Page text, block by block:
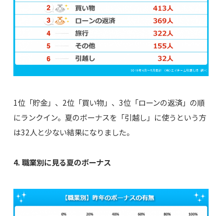
1位「貯金」、2位「買い物」、3位「ローンの返済」の順
にランクイン。夏のボーナスを「引越し」に使うという方
は32人と少ない結果になりました。
4. 職業別に見る夏のボーナス